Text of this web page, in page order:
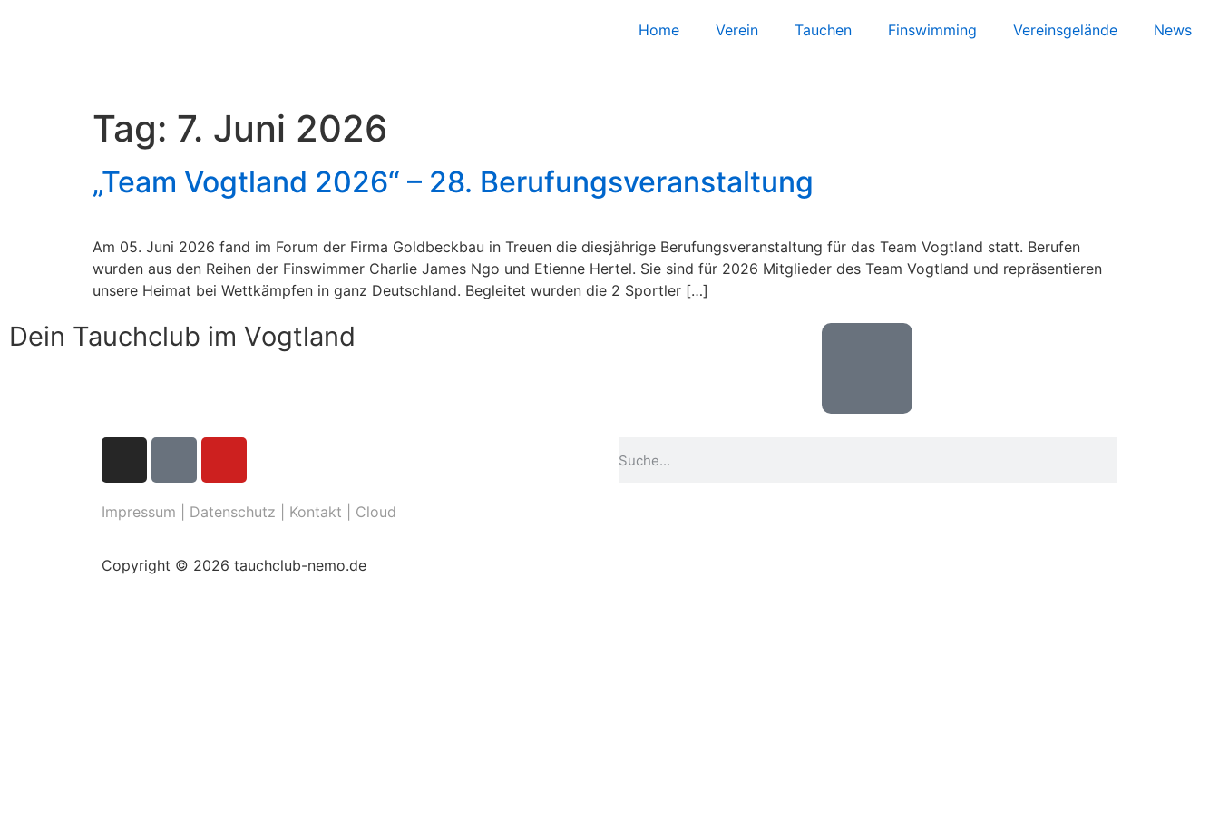
Home Verein Tauchen Finswimming Vereinsgelände News
Tag: 7. Juni 2026
„Team Vogtland 2026“ – 28. Berufungsveranstaltung
Am 05. Juni 2026 fand im Forum der Firma Goldbeckbau in Treuen die diesjährige Berufungsveranstaltung für das Team Vogtland statt. Berufen
wurden aus den Reihen der Finswimmer Charlie James Ngo und Etienne Hertel. Sie sind für 2026 Mitglieder des Team Vogtland und repräsentieren
unsere Heimat bei Wettkämpfen in ganz Deutschland. Begleitet wurden die 2 Sportler […]
Dein Tauchclub im Vogtland
Impressum Datenschutz Kontakt Cloud
Copyright © 2026 tauchclub-nemo.de